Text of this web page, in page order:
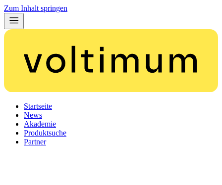
Zum Inhalt springen
Startseite
News
Akademie
Produktsuche
Partner